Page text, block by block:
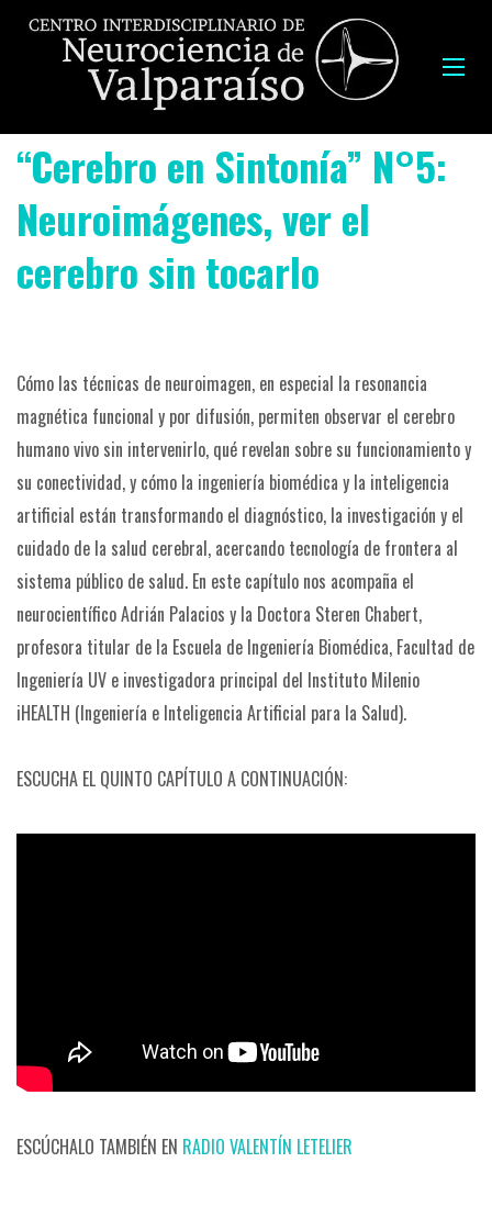
“Cerebro en Sintonía” N°5:
Neuroimágenes, ver el
cerebro sin tocarlo
Cómo las técnicas de neuroimagen, en especial la resonancia
magnética funcional y por difusión, permiten observar el cerebro
humano vivo sin intervenirlo, qué revelan sobre su funcionamiento y
su conectividad, y cómo la ingeniería biomédica y la inteligencia
artificial están transformando el diagnóstico, la investigación y el
cuidado de la salud cerebral, acercando tecnología de frontera al
sistema público de salud. En este capítulo nos acompaña el
neurocientífico Adrián Palacios y la Doctora Steren Chabert,
profesora titular de la Escuela de Ingeniería Biomédica, Facultad de
Ingeniería UV e investigadora principal del Instituto Milenio
iHEALTH (Ingeniería e Inteligencia Artificial para la Salud).
ESCUCHA EL QUINTO CAPÍTULO A CONTINUACIÓN:
ESCÚCHALO TAMBIÉN EN RADIO VALENTÍN LETELIER